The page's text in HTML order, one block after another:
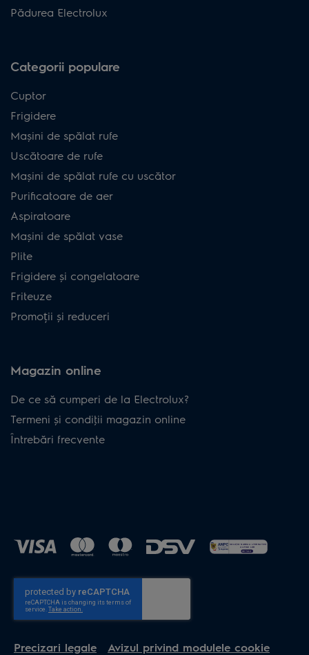
Pădurea Electrolux
Categorii populare
Cuptor
Frigidere
Mașini de spălat rufe
Uscătoare de rufe
Mașini de spălat rufe cu uscător
Purificatoare de aer
Aspiratoare
Mașini de spălat vase
Plite
Frigidere și congelatoare
Friteuze
Promoții și reduceri
Magazin online
De ce să cumperi de la Electrolux?
Termeni și condiţii magazin online
Întrebări frecvente
Precizari legale Avizul privind modulele cookie